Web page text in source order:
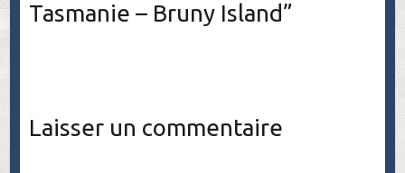
Tasmanie – Bruny Island”
Laisser un commentaire